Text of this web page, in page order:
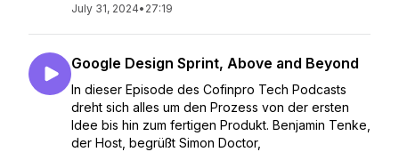
July 31, 2024• 27:19
Google Design Sprint, Above and Beyond
In dieser Episode des Cofinpro Tech Podcasts
dreht sich alles um den Prozess von der ersten
Idee bis hin zum fertigen Produkt. Benjamin Tenke,
der Host, begrüßt Simon Doctor,